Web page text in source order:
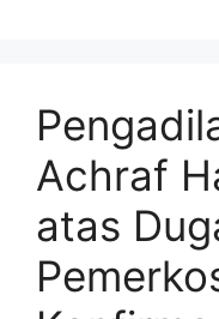
Achraf
atas